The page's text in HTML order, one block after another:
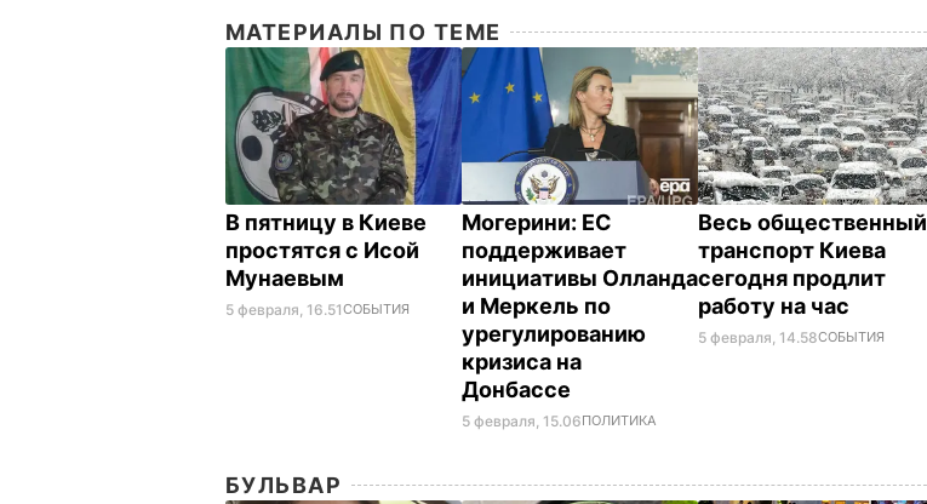
МАТЕРИАЛЫ ПО ТЕМЕ
В пятницу в Киеве
простятся с Исой
Мунаевым
5 февраля, 16.51СОБЫТИЯ
Могерини: ЕС
поддерживает
инициативы Олланда
и Меркель по
урегулированию
кризиса на
Донбассе
5 февраля, 15.06ПОЛИТИКА
Весь общественный
транспорт Киева
сегодня продлит
работу на час
5 февраля, 14.58СОБЫТИЯ
БУЛЬВАР